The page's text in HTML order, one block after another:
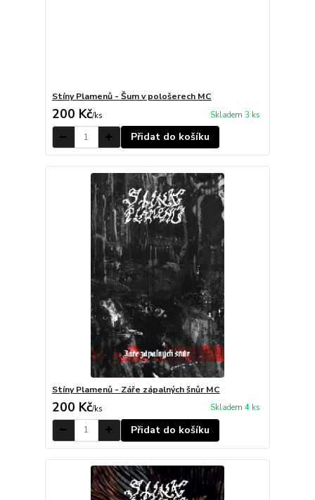
Stíny Plamenů - Šum v pološerech MC
200 Kč/ks Skladem 3 ks
Přidat do košíku
Stíny Plamenů - Záře zápalných šnůr MC
200 Kč/ks Skladem 4 ks
Přidat do košíku